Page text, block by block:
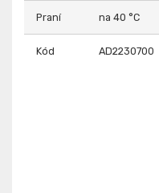
Praní na 40 °C
Kód AD2230700